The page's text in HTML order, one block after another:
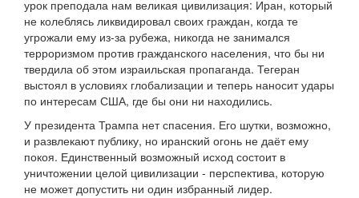
урок преподала нам великая цивилизация: Иран, который
не колеблясь ликвидировал своих граждан, когда те
угрожали ему из-за рубежа, никогда не занимался
терроризмом против гражданского населения, что бы ни
твердила об этом израильская пропаганда. Тегеран
выстоял в условиях глобализации и теперь наносит удары
по интересам США, где бы они ни находились.
У президента Трампа нет спасения. Его шутки, возможно,
и развлекают публику, но иранский огонь не даёт ему
покоя. Единственный возможный исход состоит в
уничтожении целой цивилизации - перспектива, которую
не может допустить ни один избранный лидер.